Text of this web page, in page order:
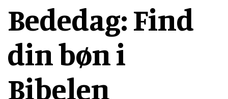
Bededag: Find
din bøn i
Bibelen